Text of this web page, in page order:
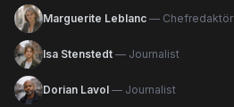
Marguerite Leblanc — Chefredaktör
Isa Stenstedt — Journalist
Dorian Lavol — Journalist